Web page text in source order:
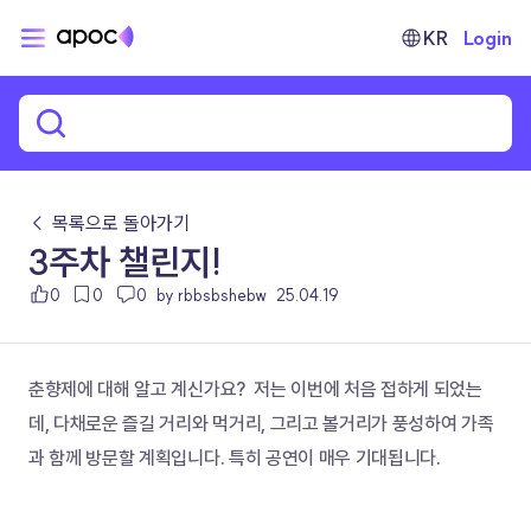
KR Login
← 목록으로 돌아가기
3주차 챌린지!
0 0 0 by rbbsbshebw 25.04.19
춘향제에 대해 알고 계신가요?  저는 이번에 처음 접하게 되었는
데, 다채로운 즐길 거리와 먹거리, 그리고 볼거리가 풍성하여 가족
과 함께 방문할 계획입니다. 특히 공연이 매우 기대됩니다.